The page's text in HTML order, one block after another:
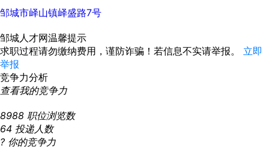
邹城市峄山镇峄盛路7号
邹城人才网温馨提示
求职过程请勿缴纳费用，谨防诈骗！若信息不实请举报。 立即
举报
竞争力分析
查看我的竞争力
8988 职位浏览数
64 投递人数
? 你的竞争力